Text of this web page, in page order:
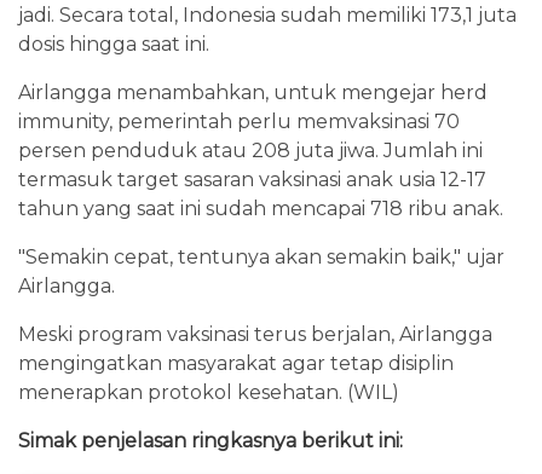
jadi. Secara total, Indonesia sudah memiliki 173,1 juta
dosis hingga saat ini.
Airlangga menambahkan, untuk mengejar herd
immunity, pemerintah perlu memvaksinasi 70
persen penduduk atau 208 juta jiwa. Jumlah ini
termasuk target sasaran vaksinasi anak usia 12-17
tahun yang saat ini sudah mencapai 718 ribu anak.
"Semakin cepat, tentunya akan semakin baik," ujar
Airlangga.
Meski program vaksinasi terus berjalan, Airlangga
mengingatkan masyarakat agar tetap disiplin
menerapkan protokol kesehatan. (WIL)
Simak penjelasan ringkasnya berikut ini: